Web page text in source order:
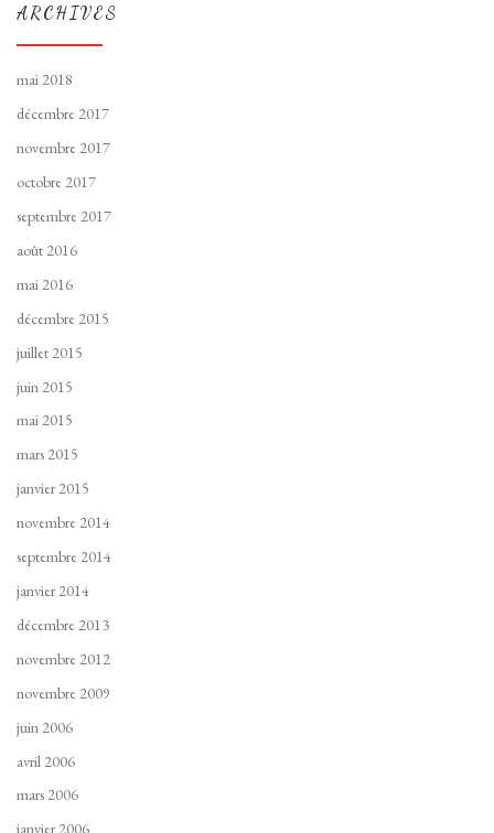
ARCHIVES
mai 2018
décembre 2017
novembre 2017
octobre 2017
septembre 2017
août 2016
mai 2016
décembre 2015
juillet 2015
juin 2015
mai 2015
mars 2015
janvier 2015
novembre 2014
septembre 2014
janvier 2014
décembre 2013
novembre 2012
novembre 2009
juin 2006
avril 2006
mars 2006
janvier 2006